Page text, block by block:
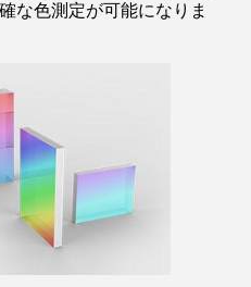
な色測定が可能になりま